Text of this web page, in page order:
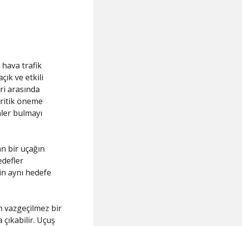
hava trafik
ve etkili
arasında
öneme
bulmayı
bir uçağın
aynı hedefe
vazgeçilmez bir
Uçuş